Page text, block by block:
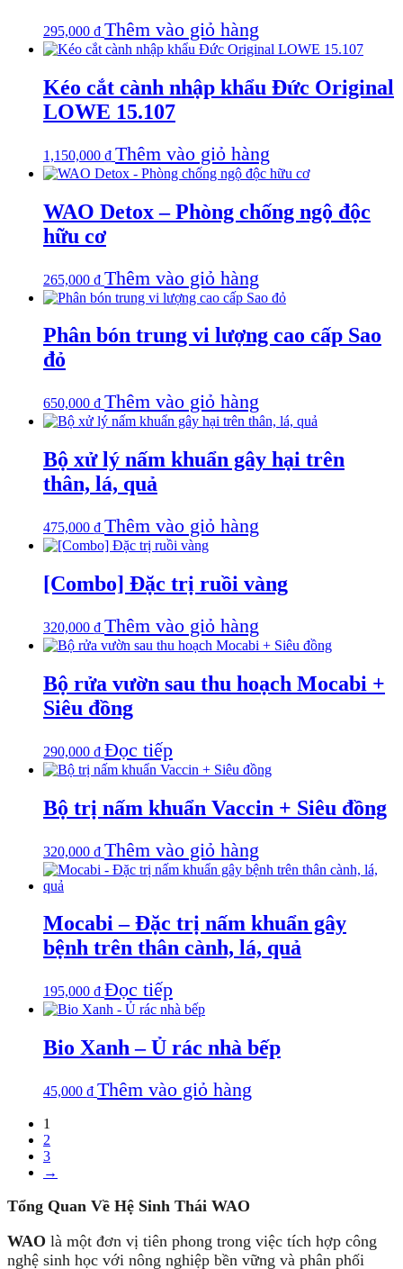
295,000 ₫ Thêm vào giỏ hàng
Kéo cắt cành nhập khẩu Đức Original
LOWE 15.107
1,150,000 ₫ Thêm vào giỏ hàng
WAO Detox – Phòng chống ngộ độc
hữu cơ
265,000 ₫ Thêm vào giỏ hàng
Phân bón trung vi lượng cao cấp Sao
đỏ
650,000 ₫ Thêm vào giỏ hàng
Bộ xử lý nấm khuẩn gây hại trên
thân, lá, quả
475,000 ₫ Thêm vào giỏ hàng
[Combo] Đặc trị ruồi vàng
320,000 ₫ Thêm vào giỏ hàng
Bộ rửa vườn sau thu hoạch Mocabi +
Siêu đồng
290,000 ₫ Đọc tiếp
Bộ trị nấm khuẩn Vaccin + Siêu đồng
320,000 ₫ Thêm vào giỏ hàng
Mocabi – Đặc trị nấm khuẩn gây
bệnh trên thân cành, lá, quả
195,000 ₫ Đọc tiếp
Bio Xanh – Ủ rác nhà bếp
45,000 ₫ Thêm vào giỏ hàng
1
2
3
→
Tổng Quan Về Hệ Sinh Thái WAO
WAO là một đơn vị tiên phong trong việc tích hợp công
nghệ sinh học với nông nghiệp bền vững và phân phối